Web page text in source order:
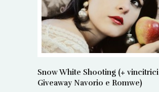
Snow White Shooting (+ vincitrici
Giveaway Navorio e Romwe)